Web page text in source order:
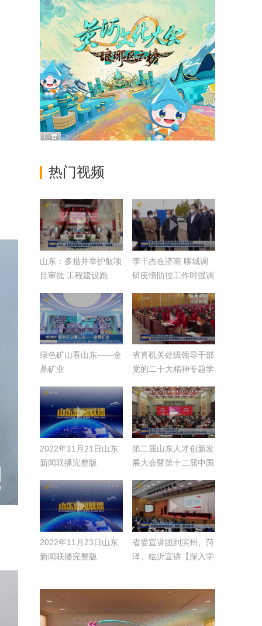
热门视频
山东：多措并举护航项
目审批 工程建设跑
宣传贯彻党的二十大精
神】
李干杰在济南 聊城调
研疫情防控工作时强调
坚决打赢常态化疫情防
控攻坚战
绿色矿山看山东——金
鼎矿业
省直机关处级领导干部
党的二十大精神专题学
传贯彻党的二十大精
神】
2022年11月21日山东
新闻联播完整版
第二届山东人才创新发
展大会暨第十二届中国
交流项目洽谈会举行
2022年11月23日山东
新闻联播完整版
省委宣讲团到滨州、菏
泽、临沂宣讲【深入学